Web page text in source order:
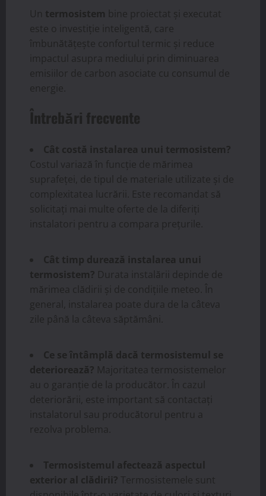
Un termosistem bine proiectat și executat
este o investiție inteligentă, care
îmbunătățește confortul termic și reduce
impactul asupra mediului prin diminuarea
emisiilor de carbon asociate cu consumul de
energie.
Întrebări frecvente
Cât costă instalarea unui termosistem?
Costul variază în funcție de mărimea
suprafeței, de tipul de materiale utilizate și de
complexitatea lucrării. Este recomandat să
solicitați mai multe oferte de la diferiți
instalatori pentru a compara prețurile.
Cât timp durează instalarea unui
termosistem? Durata instalării depinde de
mărimea clădirii și de condițiile meteo. În
general, instalarea poate dura de la câteva
zile până la câteva săptămâni.
Ce se întâmplă dacă termosistemul se
deteriorează? Majoritatea termosistemelor
au o garanție de la producător. În cazul
deteriorării, este important să contactați
instalatorul sau producătorul pentru a
rezolva problema.
Termosistemul afectează aspectul
exterior al clădirii? Termosistemele sunt